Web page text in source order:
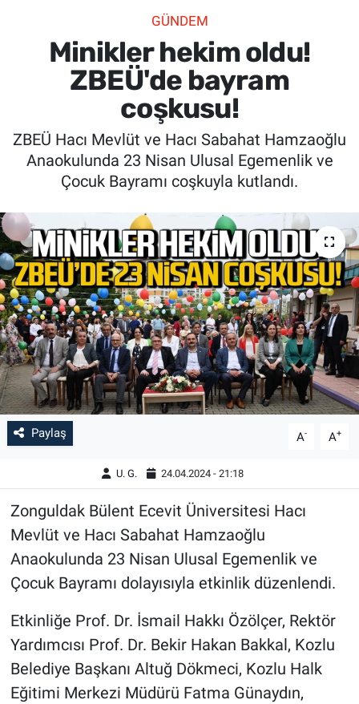
GÜNDEM
Minikler hekim oldu!
ZBEÜ'de bayram
coşkusu!
ZBEÜ Hacı Mevlüt ve Hacı Sabahat Hamzaoğlu
Anaokulunda 23 Nisan Ulusal Egemenlik ve
Çocuk Bayramı coşkuyla kutlandı.
Paylaş A- A+
U. G. 24.04.2024 - 21:18
Zonguldak Bülent Ecevit Üniversitesi Hacı
Mevlüt ve Hacı Sabahat Hamzaoğlu
Anaokulunda 23 Nisan Ulusal Egemenlik ve
Çocuk Bayramı dolayısıyla etkinlik düzenlendi.
Etkinliğe Prof. Dr. İsmail Hakkı Özölçer, Rektör
Yardımcısı Prof. Dr. Bekir Hakan Bakkal, Kozlu
Belediye Başkanı Altuğ Dökmeci, Kozlu Halk
Eğitimi Merkezi Müdürü Fatma Günaydın,
SPOR